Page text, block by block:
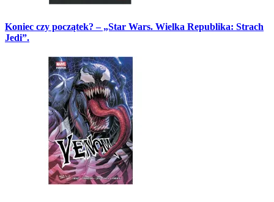
Koniec czy początek? – „Star Wars. Wielka Republika: Strach
Jedi”.